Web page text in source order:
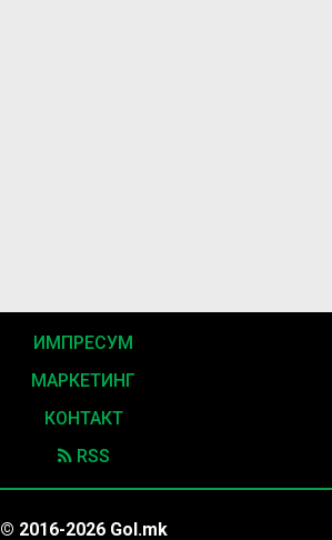
ИМПРЕСУМ
МАРКЕТИНГ
КОНТАКТ
RSS
© 2016-2026 Gol.mk